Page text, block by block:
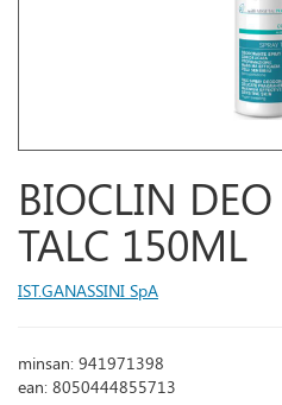
BIOCLIN
TALC 150ML
IST.GANASSINI SpA
minsan: 941971398
ean: 8050444855713